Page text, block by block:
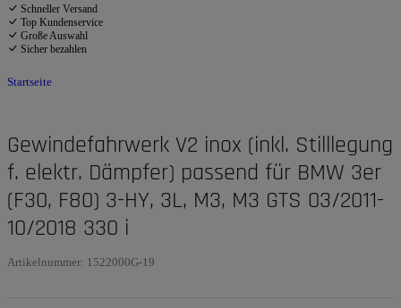
Schneller Versand
Top Kundenservice
Große Auswahl
Sicher bezahlen
Startseite
Gewindefahrwerk V2 inox (inkl. Stilllegung
f. elektr. Dämpfer) passend für BMW 3er
(F30, F80) 3-HY, 3L, M3, M3 GTS 03/2011-
10/2018 330 i
Artikelnummer: 1522000G-19